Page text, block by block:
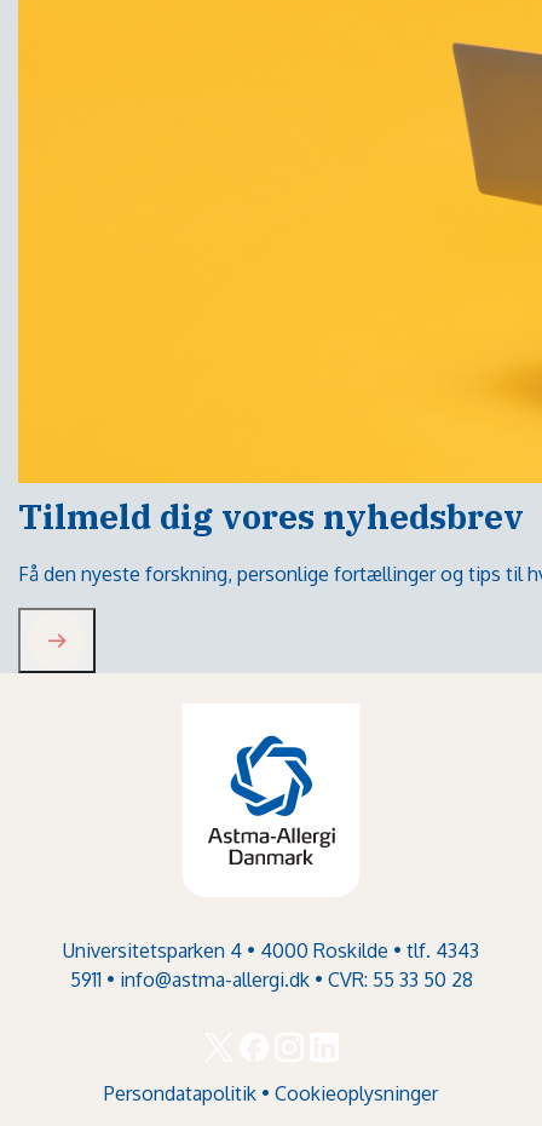
Tilmeld dig vores nyhedsbrev
Få den nyeste forskning, personlige fortællinger og tips til
Universitetsparken 4 • 4000 Roskilde • tlf. 4343
5911 • info@astma-allergi.dk• CVR: 55 33 50 28
Persondatapolitik • Cookieoplysninger